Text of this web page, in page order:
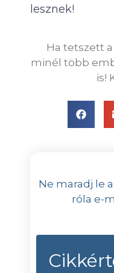
lesznek!
Ha tetszett
minél több
is!
Ne maradj le
róla e-